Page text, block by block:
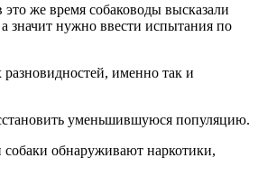
же время собаководы высказали
значит нужно ввести испытания по
именно так и
уменьшившуюся популяцию.
обнаруживают наркотики,